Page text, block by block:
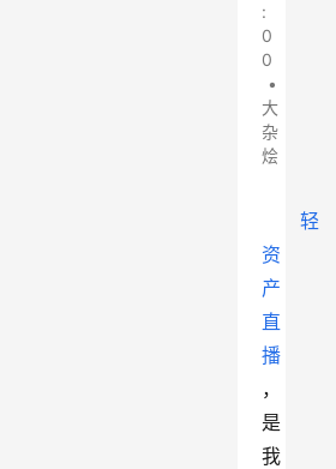
:
0
0
•
大
杂
烩
轻
资
产
直
播
，
是
我